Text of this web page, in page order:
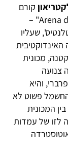
קורם
' ("Arena del Futuro" –
שעליו
האינדוקטיבית
קטנה, מכונית
צנועה
והיא
פשוט לא
המכונית
לזו של עמדות